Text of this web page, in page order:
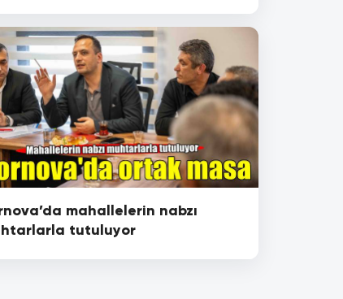
mahallelerin nabzı
tutuluyor